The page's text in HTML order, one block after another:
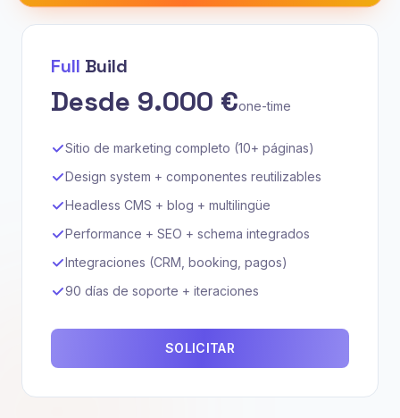
Full Build
Desde 9.000 €one-time
Sitio de marketing completo (10+ páginas)
Design system + componentes reutilizables
Headless CMS + blog + multilingüe
Performance + SEO + schema integrados
Integraciones (CRM, booking, pagos)
90 días de soporte + iteraciones
SOLICITAR